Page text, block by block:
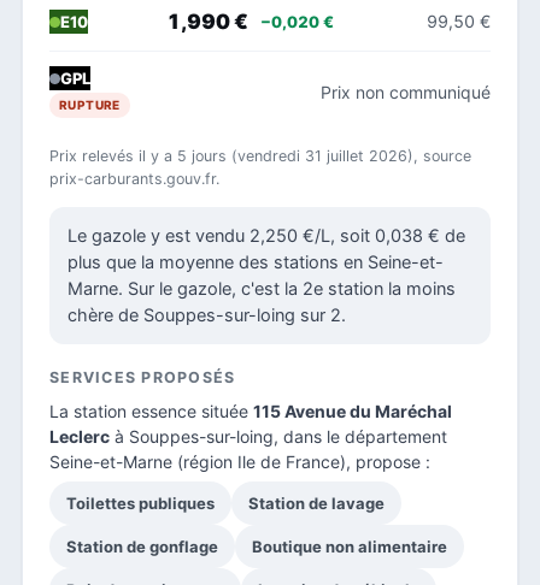
E10 1,990 € −0,020 € 99,50 €
GPL
RUPTURE
Prix non communiqué
Prix relevés il y a 5 jours (vendredi 31 juillet 2026), source
prix-carburants.gouv.fr.
Le gazole y est vendu 2,250 €/L, soit 0,038 € de
plus que la moyenne des stations en Seine-et-
Marne. Sur le gazole, c'est la 2e station la moins
chère de Souppes-sur-loing sur 2.
SERVICES PROPOSÉS
La station essence située 115 Avenue du Maréchal
Leclerc à Souppes-sur-loing, dans le département
Seine-et-Marne (région Ile de France), propose :
Toilettes publiques Station de lavage
Station de gonflage Boutique non alimentaire